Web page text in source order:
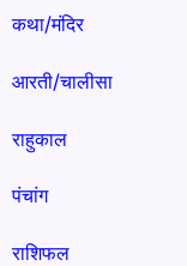
कथा/मंदिर
आरती/चालीसा
राहुकाल
पंचांग
राशिफल